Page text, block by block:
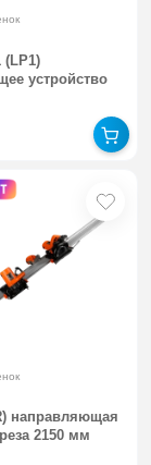
(LP1)
устройство
направляющая
2150 мм